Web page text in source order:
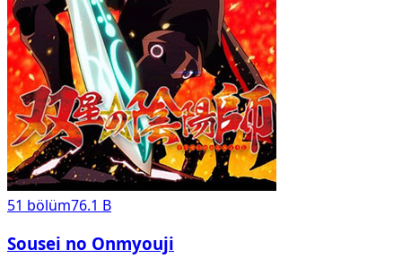
51 bölüm76.1 B
Sousei no Onmyouji